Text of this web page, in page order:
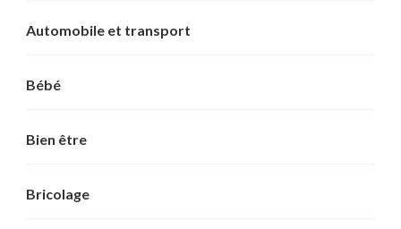
Automobile et transport
Bébé
Bien être
Bricolage